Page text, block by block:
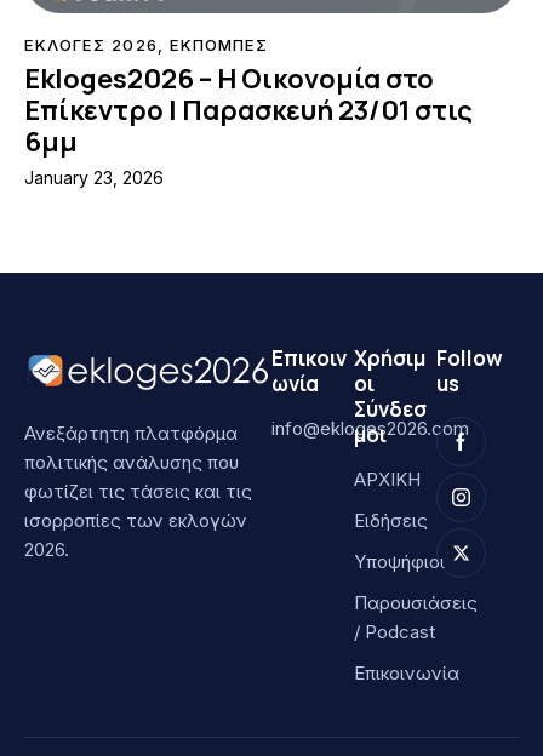
ΕΚΛΟΓΕΣ 2026 ΕΚΠΟΜΠΕΣ
Ekloges2026 – Η Οικονομία στο
Επίκεντρο | Παρασκευή 23/01 στις
6μμ
January 23, 2026
Ανεξάρτητη πλατφόρμα
πολιτικής ανάλυσης που
φωτίζει τις τάσεις και τις
ισορροπίες των εκλογών
2026.
Επικοιν
ωνία
info@ekloges2026.com
Χρήσιμ
οι
Σύνδεσ
μοι
ΑΡΧΙΚΗ
Ειδήσεις
Υποψήφιοι
Παρουσιάσεις
/ Podcast
Επικοινωνία
Follow
us